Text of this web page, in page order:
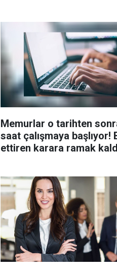
Memurlar o tarihten
saat çalışmaya başlıyor!
ettiren karara ramak